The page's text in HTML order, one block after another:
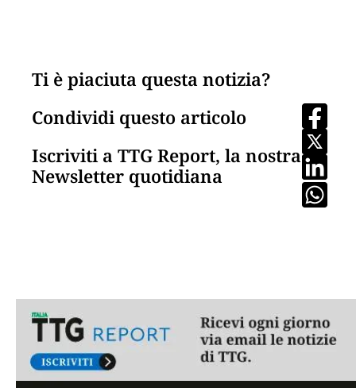
Ti è piaciuta questa notizia?
Condividi questo articolo
Iscriviti a TTG Report, la nostra
Newsletter quotidiana